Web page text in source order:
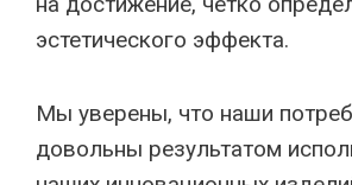
эстетического эффекта.
Мы уверены, что наши
довольны результатом